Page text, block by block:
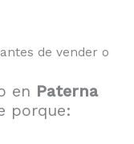
de vender o
en Paterna
porque: